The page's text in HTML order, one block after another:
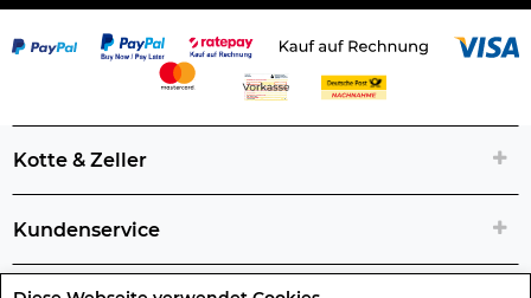
Kotte & Zeller
Kundenservice